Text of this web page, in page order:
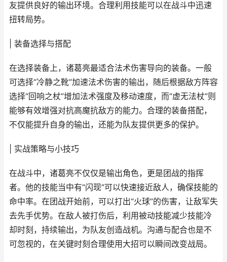
友提供良好的输出环境。合理利用技能可以在战斗中迅速
扭转局势。
| 装备选择与搭配
在选择装备上，诸葛亮最适合法术伤害导向的装备。一般
可选择“冷静之靴”加速法术伤害的输出，随后根据敌方阵容
选择“回响之杖”增加法术强度及移动速度，而“虚无法杖”则
能够有效增强对抗高魔抗敌方的能力。合理的装备搭配，
不仅能提升自身的输出，还能为队友提供更多的保护。
| 实战策略与小技巧
在战斗中，诸葛亮不仅仅是输出角色，更是团战的指挥
者。他的技能当中有“闪现”可以快速接近敌人，确保技能的
命中率。在团战开始前，可以打出“火球”的伤害，让敌军失
去先手优势。在敌人被打伤后，利用被动技能减少技能冷
却时刻，持续输出，为队友创造战机。沟通与配合也是不
可忽视的，在关键时刻合理使用大招可以瞬间改变战局。